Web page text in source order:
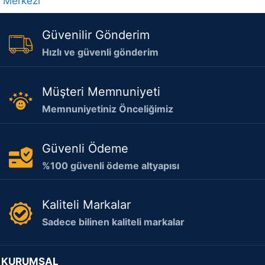
Güvenilir Gönderim
Hızlı ve güvenli gönderim
Müşteri Memnuniyeti
Memnuniyetiniz Önceliğimiz
Güvenli Ödeme
%100 güvenli ödeme altyapısı
Kaliteli Markalar
Sadece bilinen kaliteli markalar
KURUMSAL